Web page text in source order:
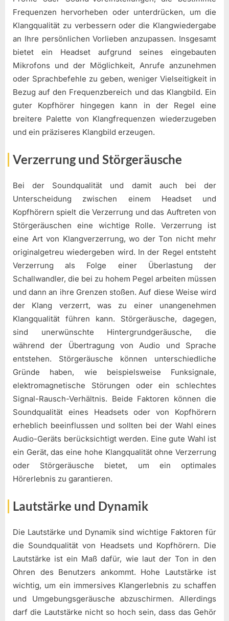
Frequenzen hervorheben oder unterdrücken, um die
Klangqualität zu verbessern oder die Klangwiedergabe
an Ihre persönlichen Vorlieben anzupassen. Insgesamt
bietet ein Headset aufgrund seines eingebauten
Mikrofons und der Möglichkeit, Anrufe anzunehmen
oder Sprachbefehle zu geben, weniger Vielseitigkeit in
Bezug auf den Frequenzbereich und das Klangbild. Ein
guter Kopfhörer hingegen kann in der Regel eine
breitere Palette von Klangfrequenzen wiederzugeben
und ein präziseres Klangbild erzeugen.
Verzerrung und Störgeräusche
Bei der Soundqualität und damit auch bei der
Unterscheidung zwischen einem Headset und
Kopfhörern spielt die Verzerrung und das Auftreten von
Störgeräuschen eine wichtige Rolle. Verzerrung ist
eine Art von Klangverzerrung, wo der Ton nicht mehr
originalgetreu wiedergeben wird. In der Regel entsteht
Verzerrung als Folge einer Überlastung der
Schallwandler, die bei zu hohem Pegel arbeiten müssen
und dann an ihre Grenzen stoßen. Auf diese Weise wird
der Klang verzerrt, was zu einer unangenehmen
Klangqualität führen kann. Störgeräusche, dagegen,
sind unerwünschte Hintergrundgeräusche, die
während der Übertragung von Audio und Sprache
entstehen. Störgeräusche können unterschiedliche
Gründe haben, wie beispielsweise Funksignale,
elektromagnetische Störungen oder ein schlechtes
Signal-Rausch-Verhältnis. Beide Faktoren können die
Soundqualität eines Headsets oder von Kopfhörern
erheblich beeinflussen und sollten bei der Wahl eines
Audio-Geräts berücksichtigt werden. Eine gute Wahl ist
ein Gerät, das eine hohe Klangqualität ohne Verzerrung
oder Störgeräusche bietet, um ein optimales
Hörerlebnis zu garantieren.
Lautstärke und Dynamik
Die Lautstärke und Dynamik sind wichtige Faktoren für
die Soundqualität von Headsets und Kopfhörern. Die
Lautstärke ist ein Maß dafür, wie laut der Ton in den
Ohren des Benutzers ankommt. Hohe Lautstärke ist
wichtig, um ein immersives Klangerlebnis zu schaffen
und Umgebungsgeräusche abzuschirmen. Allerdings
darf die Lautstärke nicht so hoch sein, dass das Gehör